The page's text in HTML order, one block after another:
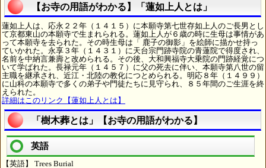
【お寺の用語がわかる】「蓮如上人とは」
蓮如上人は、応永２２年（１４１５）に本願寺第七世存如上人のご長男とし
て京都東山の本願寺で生まれられる。蓮如上人が６歳の時に生母は事情があ
って本願寺を去られた。その時生母は「 鹿子の御影」を絵師に描かせ持っ
ていかれた。永享３年（１４３１）に天台宗門跡寺院の青蓮院で得度され、
名前を中納言兼壽と改められる。その後、大和興福寺大乗院の門跡経覚につ
いて学ばれた。長禄元年（１４５７）に父の死去に伴い、本願寺第八世の留
主職を継承され、近江・北陸の教化につとめられる。明応８年（１４９９）
に山科の本願寺で多くの弟子や門徒たちに見守られ、８５年間のご生涯を終
えられた。
詳細はこのリンク【蓮如上人とは】
「樹木葬とは」【お寺の用語がわかる】
英語
【英語】 Trees Burial